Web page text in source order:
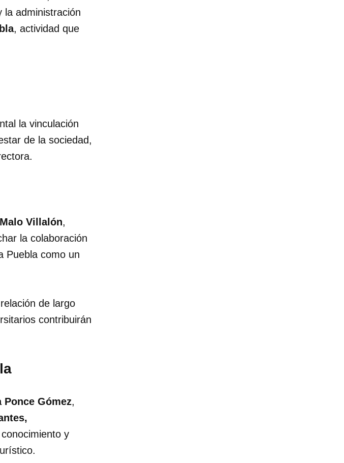
la administración
, actividad que
la vinculación
de la sociedad,
Villalón,
la colaboración
Puebla como un
de largo
contribuirán
Ponce Gómez,
y